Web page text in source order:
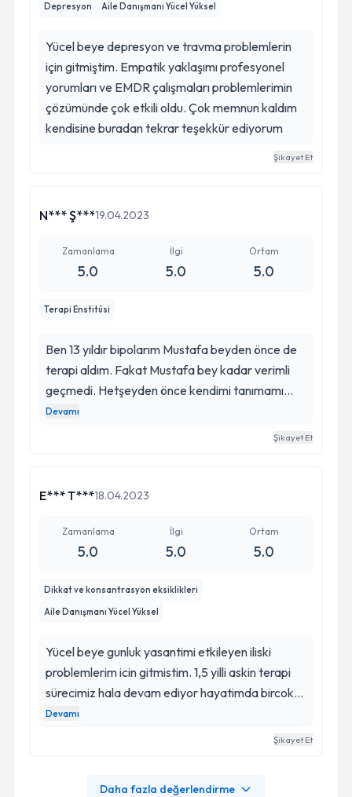
Depresyon Aile Danışmanı Yücel Yüksel
Yücel beye depresyon ve travma problemlerin
için gitmiştim. Empatik yaklaşımı profesyonel
yorumları ve EMDR çalışmaları problemlerimin
çözümünde çok etkili oldu. Çok memnun kaldım
kendisine buradan tekrar teşekkür ediyorum
Şikayet Et
N*** Ş***19.04.2023
Zamanlama
5.0
İlgi
5.0
Ortam
5.0
Terapi Enstitüsi
Ben 13 yıldır bipolarım Mustafa beyden önce de
terapi aldım. Fakat Mustafa bey kadar verimli
geçmedi. Hetşeyden önce kendimi tanımamı
zayıf yanlarımı ortaya cıkarsın başa çıkma
yollarını kazandırdı. Diğer psikologların aksine
pratik bilgileri dışında empati kurma özelliği
Kesinlikle bakış açınız yenilerini ekler. Mustafa
beyle karşılaştığım için mutluyum
Devamı
Şikayet Et
E*** T***18.04.2023
Zamanlama
5.0
İlgi
5.0
Ortam
5.0
Dikkat ve konsantrasyon eksiklikleri
Aile Danışmanı Yücel Yüksel
Yücel beye gunluk yasantimi etkileyen iliski
problemlerim icin gitmistim. 1,5 yilli askin terapi
sürecimiz hala devam ediyor hayatimda bircok
sey olumlu anlamda degisti ic dunyamda fark
Devamı
Şikayet Et
Daha fazla değerlendirme